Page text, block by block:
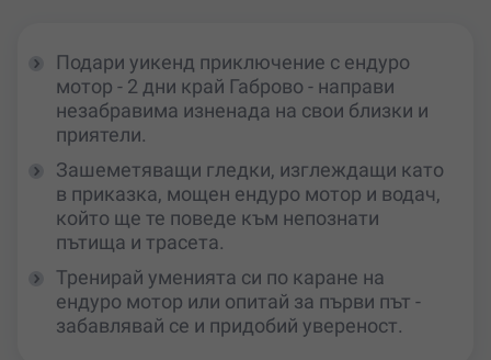
Подари уикенд приключение с ендуро
мотор - 2 дни край Габрово - направи
незабравима изненада на свои близки и
приятели.
Зашеметяващи гледки, изглеждащи като
в приказка, мощен ендуро мотор и водач,
който ще те поведе към непознати
пътища и трасета.
Тренирай уменията си по каране на
ендуро мотор или опитай за първи път -
забавлявай се и придобий увереност.